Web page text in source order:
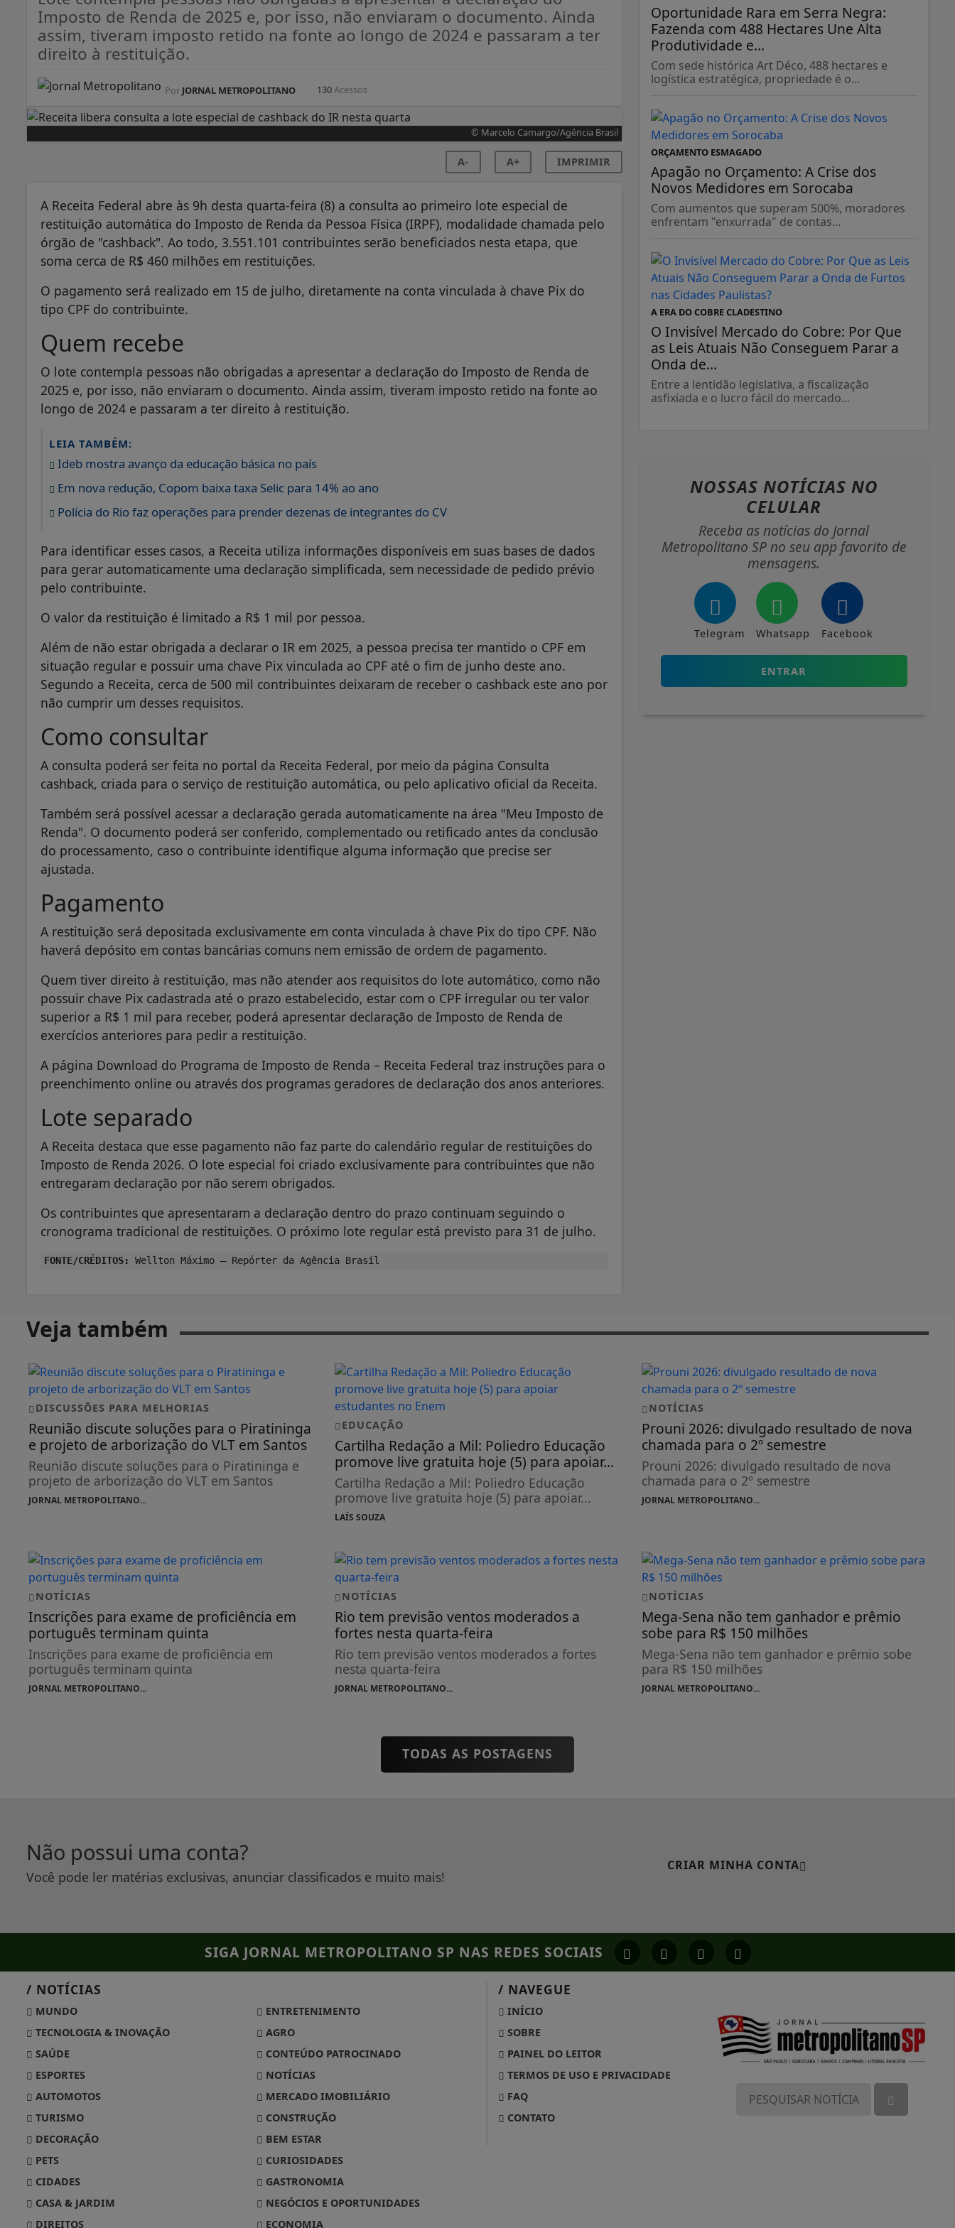
Imposto de Renda de 2025 e, por isso, não enviaram o documento. Ainda
assim, tiveram imposto retido na fonte ao longo de 2024 e passaram a ter
direito à restituição.
Por JORNAL METROPOLITANO 130Acessos
© Marcelo Camargo/Agência Brasil
A- A+ IMPRIMIR
A Receita Federal abre às 9h desta quarta-feira (8) a consulta ao primeiro lote especial de
restituição automática do Imposto de Renda da Pessoa Física (IRPF), modalidade chamada pelo
órgão de "cashback". Ao todo, 3.551.101 contribuintes serão beneficiados nesta etapa, que
soma cerca de R$ 460 milhões em restituições.
O pagamento será realizado em 15 de julho, diretamente na conta vinculada à chave Pix do
tipo CPF do contribuinte.
Quem recebe
O lote contempla pessoas não obrigadas a apresentar a declaração do Imposto de Renda de
2025 e, por isso, não enviaram o documento. Ainda assim, tiveram imposto retido na fonte ao
longo de 2024 e passaram a ter direito à restituição.
LEIA TAMBÉM:
Ideb mostra avanço da educação básica no país
Em nova redução, Copom baixa taxa Selic para 14% ao ano
Polícia do Rio faz operações para prender dezenas de integrantes do CV
Para identificar esses casos, a Receita utiliza informações disponíveis em suas bases de dados
para gerar automaticamente uma declaração simplificada, sem necessidade de pedido prévio
pelo contribuinte.
O valor da restituição é limitado a R$ 1 mil por pessoa.
Além de não estar obrigada a declarar o IR em 2025, a pessoa precisa ter mantido o CPF em
situação regular e possuir uma chave Pix vinculada ao CPF até o fim de junho deste ano.
Segundo a Receita, cerca de 500 mil contribuintes deixaram de receber o cashback este ano por
não cumprir um desses requisitos.
Como consultar
A consulta poderá ser feita no portal da Receita Federal, por meio da página Consulta
cashback, criada para o serviço de restituição automática, ou pelo aplicativo oficial da Receita.
Também será possível acessar a declaração gerada automaticamente na área "Meu Imposto de
Renda". O documento poderá ser conferido, complementado ou retificado antes da conclusão
do processamento, caso o contribuinte identifique alguma informação que precise ser
ajustada.
Pagamento
A restituição será depositada exclusivamente em conta vinculada à chave Pix do tipo CPF. Não
haverá depósito em contas bancárias comuns nem emissão de ordem de pagamento.
Quem tiver direito à restituição, mas não atender aos requisitos do lote automático, como não
possuir chave Pix cadastrada até o prazo estabelecido, estar com o CPF irregular ou ter valor
superior a R$ 1 mil para receber, poderá apresentar declaração de Imposto de Renda de
exercícios anteriores para pedir a restituição.
A página Download do Programa de Imposto de Renda – Receita Federal traz instruções para o
preenchimento online ou através dos programas geradores de declaração dos anos anteriores.
Lote separado
A Receita destaca que esse pagamento não faz parte do calendário regular de restituições do
Imposto de Renda 2026. O lote especial foi criado exclusivamente para contribuintes que não
entregaram declaração por não serem obrigados.
Os contribuintes que apresentaram a declaração dentro do prazo continuam seguindo o
cronograma tradicional de restituições. O próximo lote regular está previsto para 31 de julho.
FONTE/CRÉDITOS: Wellton Máximo – Repórter da Agência Brasil
Oportunidade Rara em Serra Negra:
Fazenda com 488 Hectares Une Alta
Produtividade e...
Com sede histórica Art Déco, 488 hectares e
logística estratégica, propriedade é o...
ORÇAMENTO ESMAGADO
Apagão no Orçamento: A Crise dos
Novos Medidores em Sorocaba
Com aumentos que superam 500%, moradores
enfrentam "enxurrada" de contas...
A ERA DO COBRE CLADESTINO
O Invisível Mercado do Cobre: Por Que
as Leis Atuais Não Conseguem Parar a
Onda de...
Entre a lentidão legislativa, a fiscalização
asfixiada e o lucro fácil do mercado...
NOSSAS NOTÍCIAS NO
CELULAR
Receba as notícias do Jornal
Metropolitano SP no seu app favorito de
mensagens.
Telegram Whatsapp Facebook
ENTRAR
Veja também
DISCUSSÕES PARA MELHORIAS
Reunião discute soluções para o Piratininga
e projeto de arborização do VLT em Santos
Reunião discute soluções para o Piratininga e
projeto de arborização do VLT em Santos
JORNAL METROPOLITANO...
EDUCAÇÃO
Cartilha Redação a Mil: Poliedro Educação
promove live gratuita hoje (5) para apoiar...
Cartilha Redação a Mil: Poliedro Educação
promove live gratuita hoje (5) para apoiar...
LAÍS SOUZA
NOTÍCIAS
Prouni 2026: divulgado resultado de nova
chamada para o 2º semestre
Prouni 2026: divulgado resultado de nova
chamada para o 2º semestre
JORNAL METROPOLITANO...
NOTÍCIAS
Inscrições para exame de proficiência em
português terminam quinta
Inscrições para exame de proficiência em
português terminam quinta
JORNAL METROPOLITANO...
NOTÍCIAS
Rio tem previsão ventos moderados a
fortes nesta quarta-feira
Rio tem previsão ventos moderados a fortes
nesta quarta-feira
JORNAL METROPOLITANO...
NOTÍCIAS
Mega-Sena não tem ganhador e prêmio
sobe para R$ 150 milhões
Mega-Sena não tem ganhador e prêmio sobe
para R$ 150 milhões
JORNAL METROPOLITANO...
TODAS AS POSTAGENS
Não possui uma conta?
Você pode ler matérias exclusivas, anunciar classificados e muito mais!
CRIAR MINHA CONTA
SIGA JORNAL METROPOLITANO SP NAS REDES SOCIAIS
/ NOTÍCIAS
MUNDO
ENTRETENIMENTO
TECNOLOGIA & INOVAÇÃO
AGRO
SAÚDE
CONTEÚDO PATROCINADO
ESPORTES
NOTÍCIAS
AUTOMOTOS
MERCADO IMOBILIÁRIO
TURISMO
CONSTRUÇÃO
DECORAÇÃO
BEM ESTAR
PETS
CURIOSIDADES
CIDADES
GASTRONOMIA
CASA & JARDIM
NEGÓCIOS E OPORTUNIDADES
DIREITOS
ECONOMIA
/ NAVEGUE
INÍCIO
SOBRE
PAINEL DO LEITOR
TERMOS DE USO E PRIVACIDADE
FAQ
CONTATO